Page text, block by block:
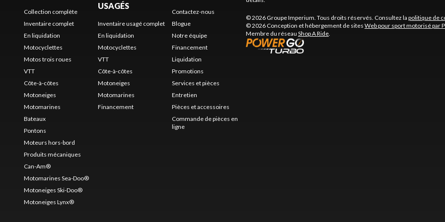
Collection complète
Inventaire complet
En liquidation
Motocyclettes
Motos trois roues
VTT
Côte-à-côtes
Motoneiges
Motomarines
Bateaux
Pontons
Moteurs hors-bord
Produits mécaniques
Can-Am®
Motomarines Sea-Doo®
Motoneiges Ski-Doo®
Motoneiges Lynx®
USAGÉS
Inventaire usagé complet
En liquidation
Motocyclettes
VTT
Côte-à-côtes
Motoneiges
Motomarines
Financement
Contactez-nous
Blogue
Notre équipe
Financement
Liquidation
Promotions
Services et pièces
Entretien
Pièces et accessoires
Commande de pièces en
ligne
© 2026 Groupe Imperium. Tous droits réservés. Consultez la politique de
© 2026 Conception et hébergement de sites Web pour sport motorisé par
Membre du réseau Shop A Ride.